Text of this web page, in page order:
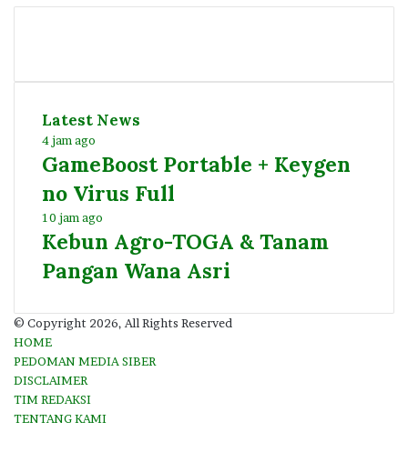
Latest News
4 jam ago
GameBoost Portable + Keygen
no Virus Full
10 jam ago
Kebun Agro-TOGA & Tanam
Pangan Wana Asri
© Copyright 2026, All Rights Reserved
HOME
PEDOMAN MEDIA SIBER
DISCLAIMER
TIM REDAKSI
TENTANG KAMI